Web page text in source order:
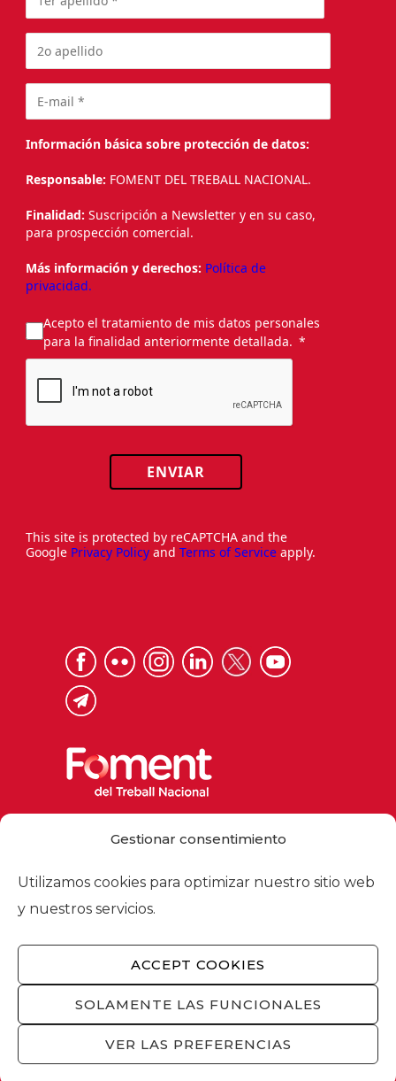
Gestionar consentimiento
Utilizamos cookies para optimizar nuestro sitio web
y nuestros servicios.
ACCEPT COOKIES
SOLAMENTE LAS FUNCIONALES
VER LAS PREFERENCIAS
Información básica sobre protección de datos:
Responsable: FOMENT DEL TREBALL NACIONAL.
Finalidad: Suscripción a Newsletter y en su caso,
para prospección comercial.
Más información y derechos: Política de
privacidad.
Acepto el tratamiento de mis datos personales
para la finalidad anteriormente detallada.
ENVIAR
This site is protected by reCAPTCHA and the
Google Privacy Policy and Terms of Service apply.
foment@foment.com
© 2026 - Foment del Treball Nacional
de privacidad /Política de cookies
Privacidad redes sociales